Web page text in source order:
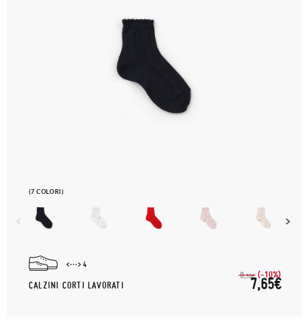
(7 COLORI)
4
CALZINI CORTI LAVORATI
8,50€ (-10%)
7,65€